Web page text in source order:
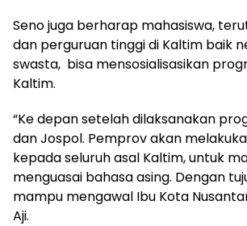
Seno juga berharap mahasiswa,
dan perguruan tinggi di Kaltim baik
swasta, bisa mensosialisasikan
Kaltim.
“Ke depan setelah dilaksanakan
dan Jospol. Pemprov akan
kepada seluruh asal Kaltim, untuk
menguasai bahasa asing. Dengan
mampu mengawal Ibu Kota
Aji.